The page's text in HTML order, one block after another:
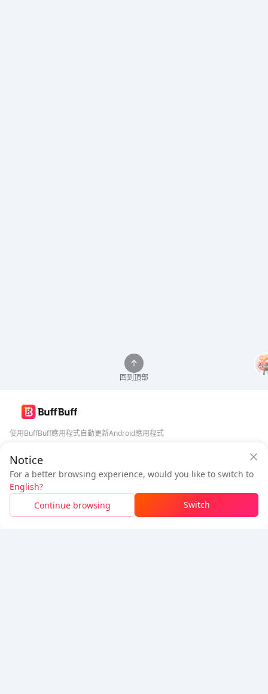
價格明細
$1.17
登入即可 獲得 50 點數 (0.50 USD)+1 點數 (0.01USD)
已售罄
Notice
For a better browsing experience, would you like to switch to
English?
Continue browsing
Switch
回到頂部
使用BuffBuff應用程式自動更新Android應用程式
追蹤我們
5% OFF5% OFF